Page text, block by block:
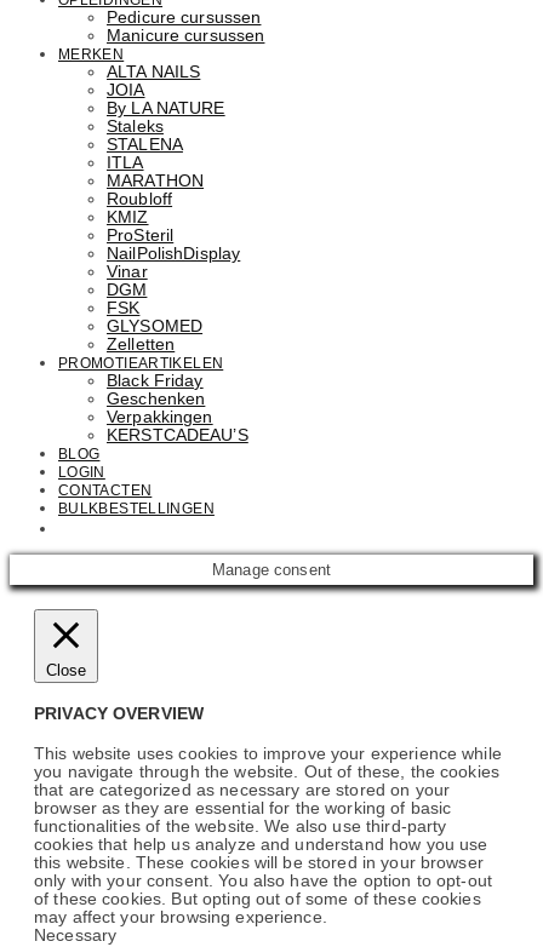
Pedicure cursussen
Manicure cursussen
MERKEN
ALTA NAILS
JOIA
By LA NATURE
Staleks
STALENA
ITLA
MARATHON
Roubloff
KMIZ
ProSteril
NailPolishDisplay
Vinar
DGM
FSK
GLYSOMED
Zelletten
PROMOTIEARTIKELEN
Black Friday
Geschenken
Verpakkingen
KERSTCADEAU’S
BLOG
LOGIN
CONTACTEN
BULKBESTELLINGEN
Manage consent
Close
PRIVACY OVERVIEW
This website uses cookies to improve your experience while
you navigate through the website. Out of these, the cookies
that are categorized as necessary are stored on your
browser as they are essential for the working of basic
functionalities of the website. We also use third-party
cookies that help us analyze and understand how you use
this website. These cookies will be stored in your browser
only with your consent. You also have the option to opt-out
of these cookies. But opting out of some of these cookies
may affect your browsing experience.
Necessary